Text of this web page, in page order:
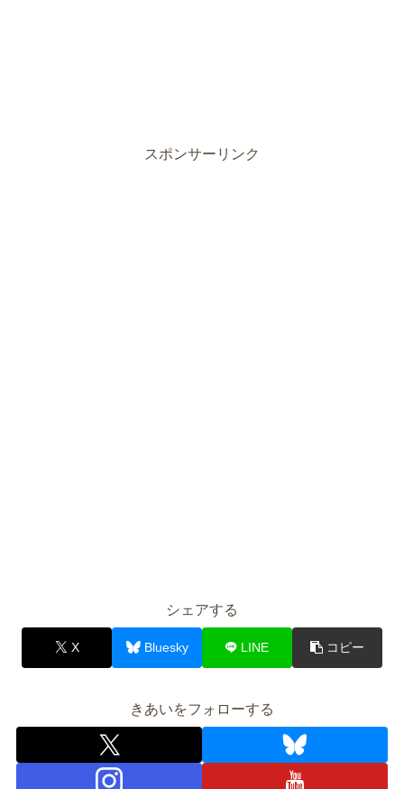
スポンサーリンク
シェアする
X Bluesky LINE コピー
きあいをフォローする